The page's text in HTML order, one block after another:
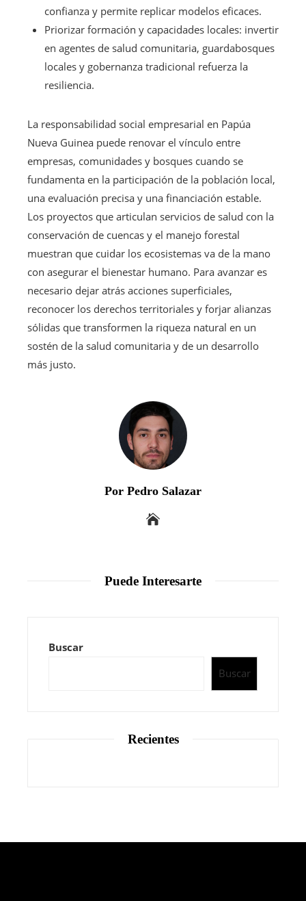
confianza y permite replicar modelos eficaces.
Priorizar formación y capacidades locales: invertir
en agentes de salud comunitaria, guardabosques
locales y gobernanza tradicional refuerza la
resiliencia.
La responsabilidad social empresarial en Papúa
Nueva Guinea puede renovar el vínculo entre
empresas, comunidades y bosques cuando se
fundamenta en la participación de la población local,
una evaluación precisa y una financiación estable.
Los proyectos que articulan servicios de salud con la
conservación de cuencas y el manejo forestal
muestran que cuidar los ecosistemas va de la mano
con asegurar el bienestar humano. Para avanzar es
necesario dejar atrás acciones superficiales,
reconocer los derechos territoriales y forjar alianzas
sólidas que transformen la riqueza natural en un
sostén de la salud comunitaria y de un desarrollo
más justo.
Por Pedro Salazar
Puede Interesarte
Buscar
Buscar
Recientes